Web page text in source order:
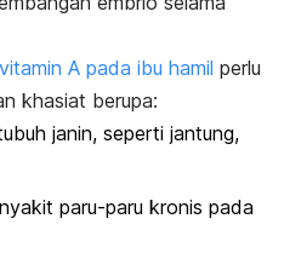
A pada ibu hamil perlu
khasiat berupa:
janin, seperti jantung,
paru-paru kronis pada